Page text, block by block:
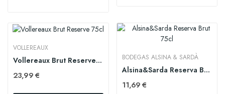
VOLLEREAUX
Vollereaux Brut Reserve 75cl
23,99 €
BODEGAS ALSINA & SARDÀ
Alsina&Sarda Reserva Brut 75cl
11,69 €